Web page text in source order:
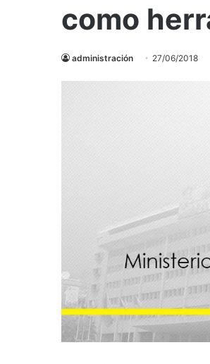
como
administración 27/06/2018